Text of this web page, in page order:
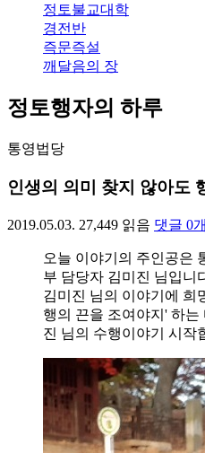
정토불교대학
경전반
즉문즉설
깨달음의 장
정토행자의 하루
통영법당
인생의 의미 찾지 않아도
2019.05.03. 27,449 읽음 댓글 0개
오늘 이야기의 주인공은
부 담당자 김미진 님입니
김미진 님의 이야기에 희
행의 끈을 조여야지' 하는
진 님의 수행이야기 시작